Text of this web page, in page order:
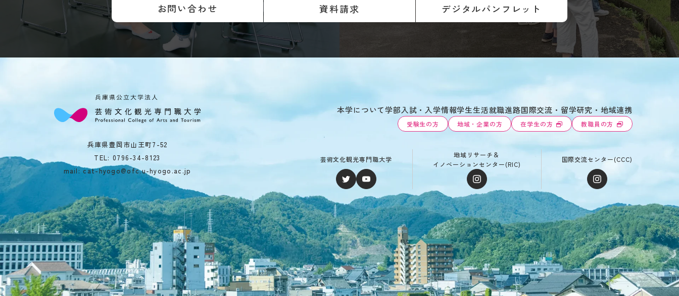
お問い合わせ 資料請求 デジタルパンフレット
兵庫県豊岡市山王町7-52
TEL: 0796-34-8123
mail: cat-hyogo@ofc.u-hyogo.ac.jp
本学について学部入試・入学情報学生生活就職進路国際交流・留学研究・地域連携
受験生の方 地域・企業の方 在学生の方 教職員の方
芸術文化観光専門職大学
地域リサーチ＆
イノベーションセンター(RIC)
国際交流センター(CCC)